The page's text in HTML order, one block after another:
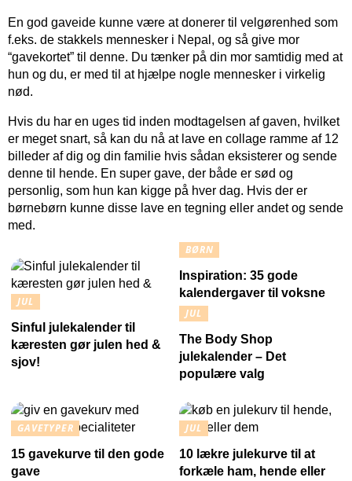
En god gaveide kunne være at donerer til velgørenhed som
f.eks. de stakkels mennesker i Nepal, og så give mor
“gavekortet” til denne. Du tænker på din mor samtidig med at
hun og du, er med til at hjælpe nogle mennesker i virkelig
nød.
Hvis du har en uges tid inden modtagelsen af gaven, hvilket
er meget snart, så kan du nå at lave en collage ramme af 12
billeder af dig og din familie hvis sådan eksisterer og sende
denne til hende. En super gave, der både er sød og
personlig, som hun kan kigge på hver dag. Hvis der er
børnebørn kunne disse lave en tegning eller andet og sende
med.
JUL
Sinful julekalender til
kæresten gør julen hed &
sjov!
BØRN
Inspiration: 35 gode
kalendergaver til voksne
JUL
The Body Shop
julekalender – Det
populære valg
GAVETYPER
15 gavekurve til den gode
gave
JUL
10 lækre julekurve til at
forkæle ham, hende eller